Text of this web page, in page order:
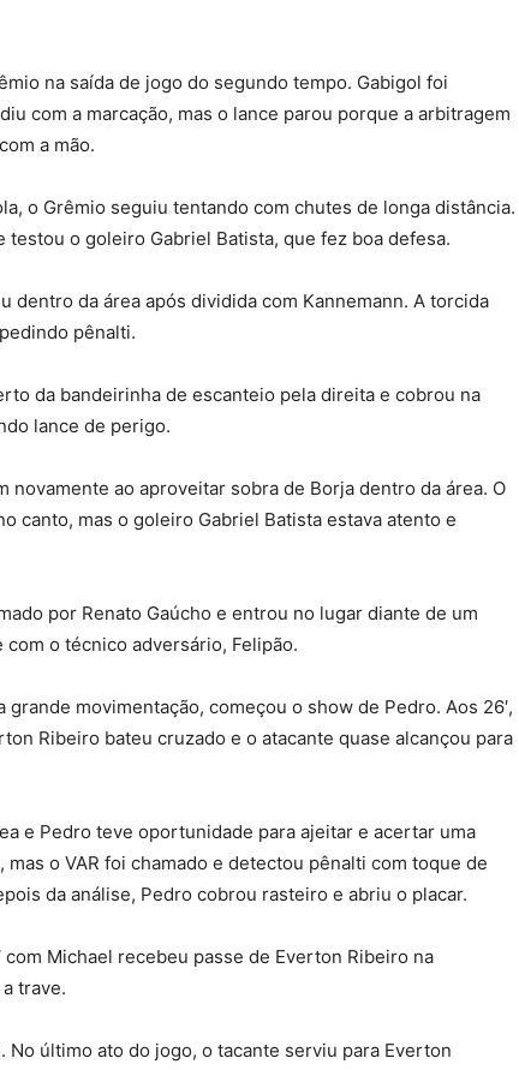
na saída de jogo do segundo tempo. Gabigol foi
com a marcação, mas o lance parou porque a arbitragem
a mão.
o Grêmio seguiu tentando com chutes de longa distância.
testou o goleiro Gabriel Batista, que fez boa defesa.
dentro da área após dividida com Kannemann. A torcida
pênalti.
da bandeirinha de escanteio pela direita e cobrou na
lance de perigo.
novamente ao aproveitar sobra de Borja dentro da área. O
canto, mas o goleiro Gabriel Batista estava atento e
por Renato Gaúcho e entrou no lugar diante de um
o técnico adversário, Felipão.
movimentação, começou o show de Pedro. Aos 26′,
Ribeiro bateu cruzado e o atacante quase alcançou para
e Pedro teve oportunidade para ajeitar e acertar uma
o VAR foi chamado e detectou pênalti com toque de
da análise, Pedro cobrou rasteiro e abriu o placar.
Michael recebeu passe de Everton Ribeiro na
trave.
último ato do jogo, o tacante serviu para Everton